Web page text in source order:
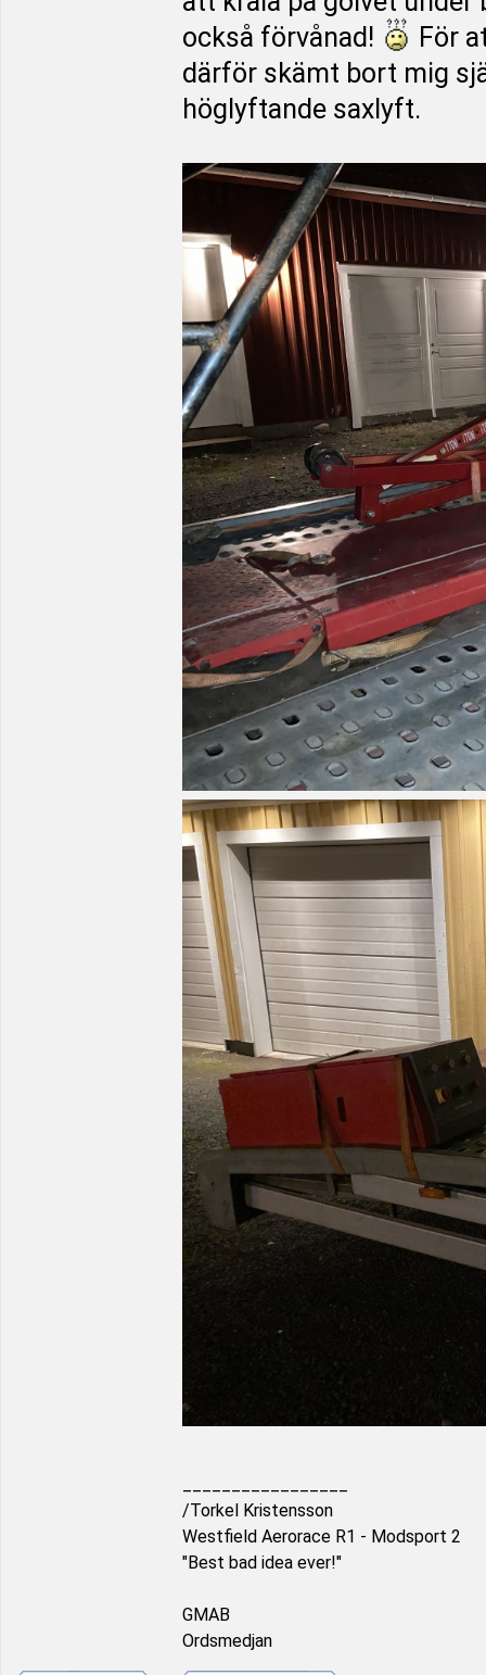
också förvånad!
För
därför skämt bort mig
höglyftande saxlyft.
/Torkel Kristensson
Westfield Aerorace R1 - Modsport 2
"Best bad idea ever!"
GMAB
Ordsmedjan